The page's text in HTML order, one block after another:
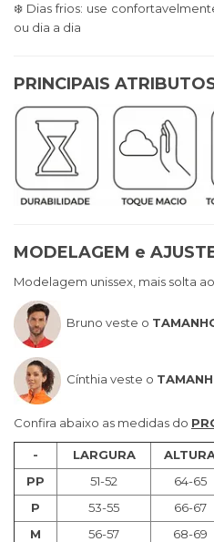
❄️ Dias frios: use
ou dia a dia
PRINCIPAIS
MODELAGEM e
Modelagem unissex, mais solta
Bruno veste o
Cínthia veste o
Confira abaixo as medidas do
- LARGURA
PP
51-52 64-65
P
53-55 66-67
M
56-57 68-69